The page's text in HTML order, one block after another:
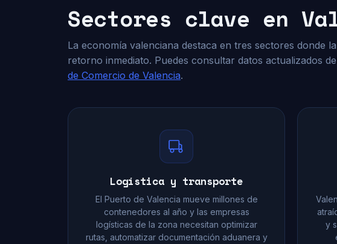
Sectores clave en
La economía valenciana destaca en tres sectores donde
retorno inmediato. Puedes consultar datos actualizados
de Comercio de Valencia.
Logística y transporte
El Puerto de Valencia mueve millones de
contenedores al año y las empresas
logísticas de la zona necesitan optimizar
rutas, automatizar documentación aduanera y
y